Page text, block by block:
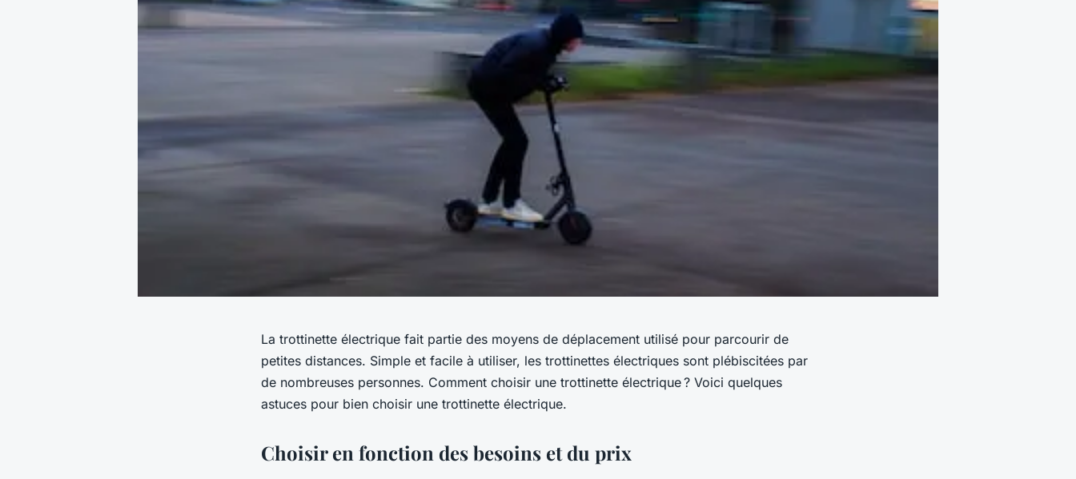
La trottinette électrique fait partie des moyens de déplacement utilisé pour parcourir de
petites distances. Simple et facile à utiliser, les trottinettes électriques sont plébiscitées par
de nombreuses personnes. Comment choisir une trottinette électrique ? Voici quelques
astuces pour bien choisir une trottinette électrique.
Choisir en fonction des besoins et du prix